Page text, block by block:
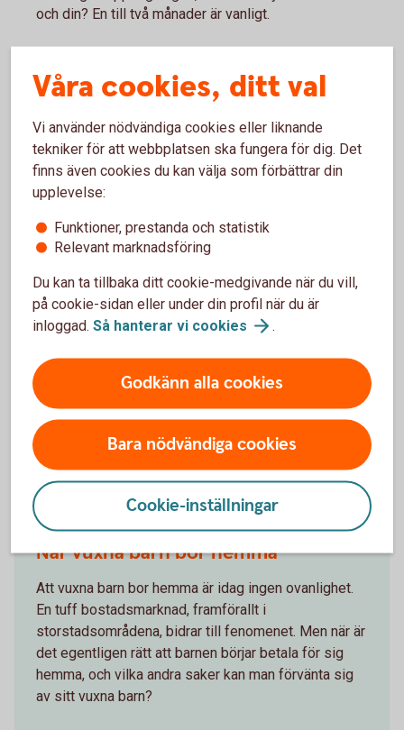
och din? En till två månader är vanligt.
Trivselregler och förbrukning
vänner? Och får man ”låna” mat från någon annan?
När man bor i kollektiv finns det normalt flera gemensamma
ytor, som kök, badrum och vardagsrum. Prata och kom
Att vara inneboende hos någon annan eller kanske hemma
boende. Men det kan vara lätt att glömma bort att föräldrar
betalar din elförbrukning, mat om du äter hemma, tv,
streamingtjänster, försäkringar och andra utgifter som är
förknippat med boendet.
Andra läser också
När vuxna barn bor hemma
Att vuxna barn bor hemma är idag ingen ovanlighet.
En tuff bostadsmarknad, framförallt i
storstadsområdena, bidrar till fenomenet. Men när är
det egentligen rätt att barnen börjar betala för sig
hemma, och vilka andra saker kan man förvänta sig
av sitt vuxna barn?
Våra cookies, ditt val
Vi använder nödvändiga cookies eller liknande
tekniker för att webbplatsen ska fungera för dig. Det
finns även cookies du kan välja som förbättrar din
upplevelse:
Funktioner, prestanda och statistik
Relevant marknadsföring
Du kan ta tillbaka ditt cookie-medgivande när du vill,
på cookie-sidan eller under din profil när du är
inloggad. Så hanterar vi cookies .
Godkänn alla cookies
Bara nödvändiga cookies
Cookie-inställningar